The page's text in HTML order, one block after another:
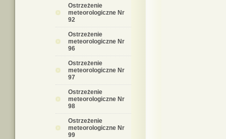
Ostrzeżenie
meteorologiczne Nr
92
Ostrzeżenie
meteorologiczne Nr
96
Ostrzeżenie
meteorologiczne Nr
97
Ostrzeżenie
meteorologiczne Nr
98
Ostrzeżenie
meteorologiczne Nr
99